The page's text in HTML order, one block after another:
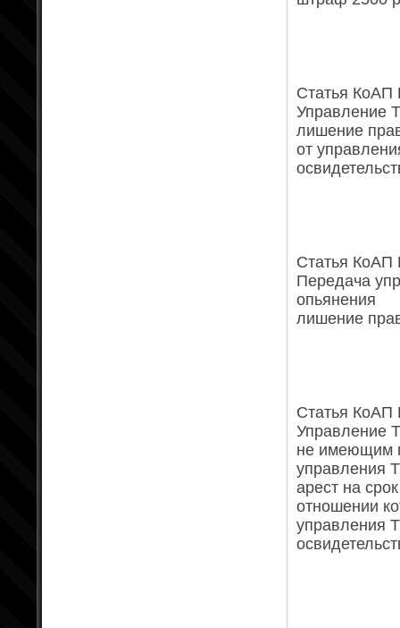
Статья КоАП
Управление
лишение
от
Статья КоАП
Передача
опьянения
лишение
Статья КоАП
Управление
не имеющим
управления
арест на
отношении
управления